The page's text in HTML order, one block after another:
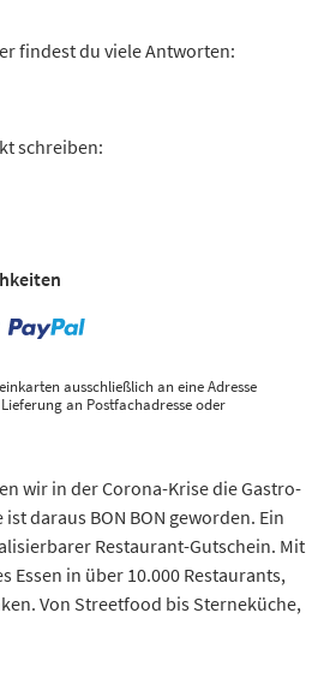
findest du viele Antworten:
schreiben:
ausschließlich an eine Adresse
an Postfachadresse oder
wir in der Corona-Krise die Gastro-
daraus BON BON geworden. Ein
Restaurant-Gutschein. Mit
Essen in über 10.000 Restaurants,
Von Streetfood bis Sterneküche,